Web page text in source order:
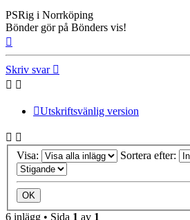
PSRig i Norrköping
Bönder gör på Bönders vis!
Skriv svar
Utskriftsvänlig version
Visa: Sortera efter:
6 inlägg • Sida 1 av 1